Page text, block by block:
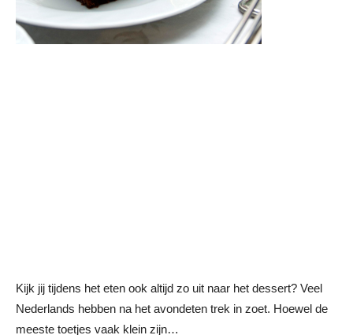
Kijk jij tijdens het eten ook altijd zo uit naar het dessert? Veel
Nederlands hebben na het avondeten trek in zoet. Hoewel de
meeste toetjes vaak klein zijn…